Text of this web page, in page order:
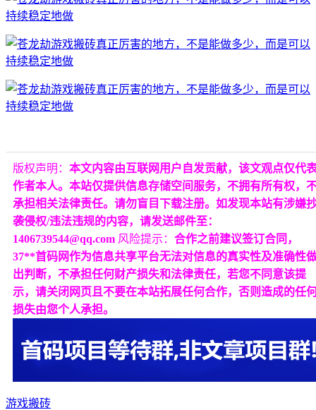
版权声明： 本文内容由互联网用户自发贡献，该文观点仅代
作者本人。本站仅提供信息存储空间服务，不拥有所有权，
承担相关法律责任。请勿盲目下载注册。如发现本站有涉嫌
袭侵权/违法违规的内容，请发送邮件至：
1406739544@qq.com 风险提示： 合作之前建议签订合同，
37**首码网作为信息共享平台无法对信息的真实性及准确性
出判断，不承担任何财产损失和法律责任，若您不同意该提
示，请关闭网页且不要在本站拓展任何合作，否则造成的任
损失由您个人承担。
游戏搬砖